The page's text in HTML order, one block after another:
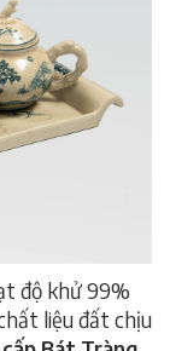
độ khử 99%
liệu đất chịu